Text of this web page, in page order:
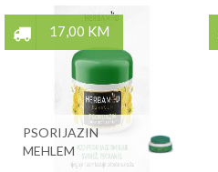
17,00 KM
PSORIJAZIN
MEHLEM